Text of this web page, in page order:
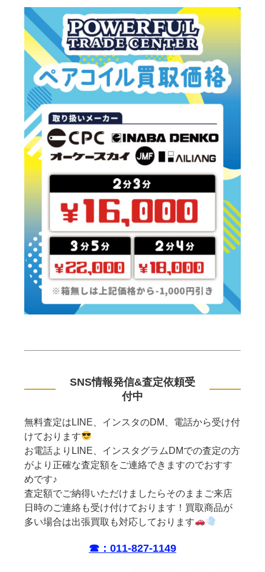
SNS情報発信&査定依頼受
付中
無料査定はLINE、インスタのDM、電話から受け付
けております
お電話よりLINE、インスタグラムDMでの査定の方
がより正確な査定額をご連絡できますのでおすす
めです♪
査定額でご納得いただけましたらそのままご来店
日時のご連絡も受け付けております！買取商品が
多い場合は出張買取も対応しております
☎︎：011-827-1149